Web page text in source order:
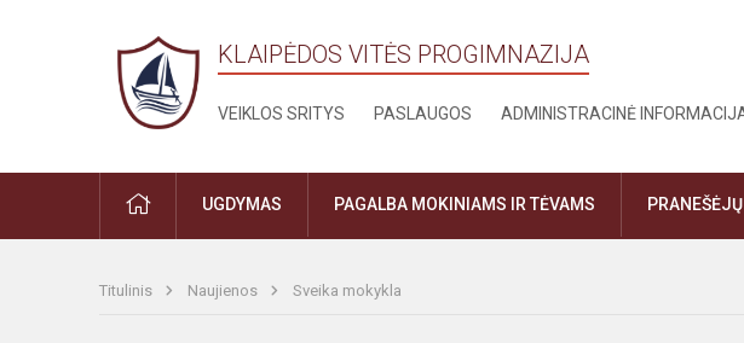
KLAIPĖDOS VITĖS PROGIMNAZIJA
VEIKLOS SRITYS PASLAUGOS ADMINISTRACINĖ
PRADŽIAUGDYMAS PAGALBA MOKINIAMS IR TĖVAMS
Titulinis Naujienos Sveika mokykla